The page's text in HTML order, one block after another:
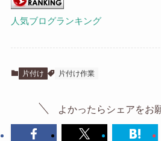
人気ブログランキング
片付け 片付け作業
よかったらシェアをお